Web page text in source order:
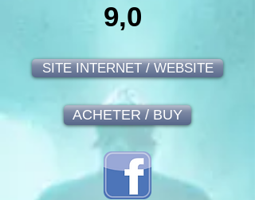
9,0
SITE INTERNET / WEBSITE
ACHETER / BUY